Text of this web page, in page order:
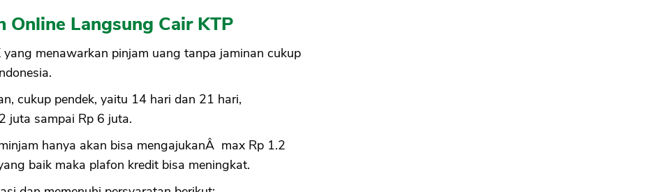
Online Langsung Cair KTP
yang menawarkan pinjam uang tanpa jaminan cukup
cukup pendek, yaitu 14 hari dan 21 hari,
juta sampai Rp 6 juta.
hanya akan bisa mengajukanÂ max Rp 1.2
baik maka plafon kredit bisa meningkat.